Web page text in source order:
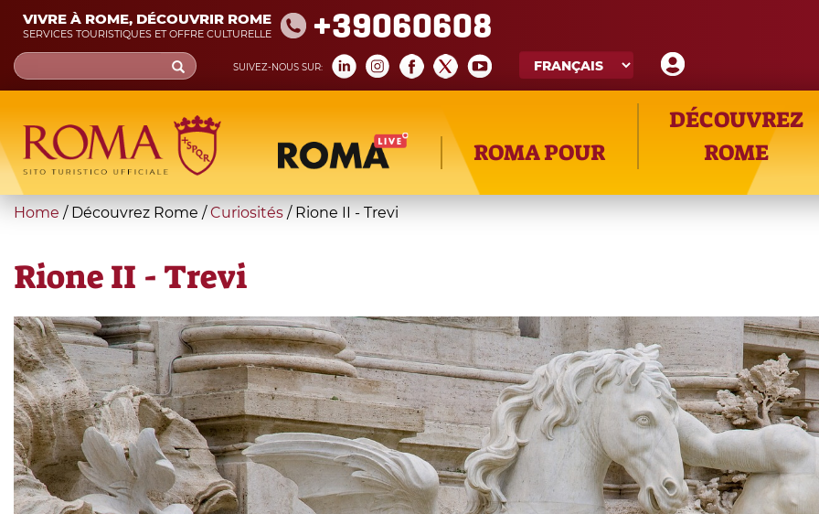
Skip
main
content
VIVRE À ROME, DÉCOUVRIR ROME
SERVICES TOURISTIQUES ET OFFRE CULTURELLE +39060608
SUIVEZ-NOUS SUR:
Search
form
Recherche
ROMA POUR
DÉCOUVREZ
ROME
You
here
Home / Découvrez Rome /Curiosités / Rione II - Trevi
Rione II - Trevi